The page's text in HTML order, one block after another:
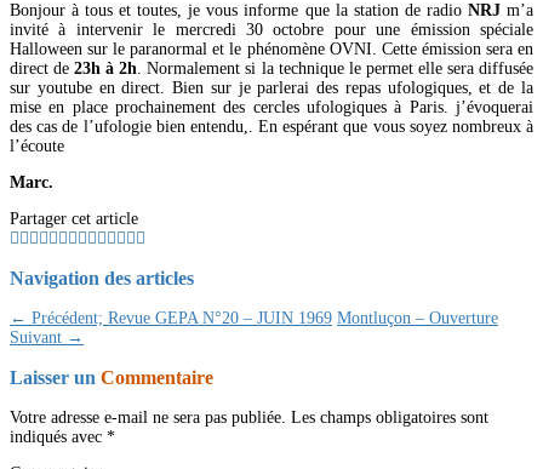
Bonjour à tous et toutes, je vous informe que la station de radio NRJm’a
invité à intervenir le mercredi 30 octobre pour une émission spéciale
Halloween sur le paranormal et le phénomène OVNI. Cette émission sera en
direct de23h à 2h. Normalement si la technique le permet elle sera diffusée
sur youtube en direct. Bien sur je parlerai des repas ufologiques, et de la
mise en place prochainement des cercles ufologiques à Paris. j’évoquerai
des cas de l’ufologie bien entendu,. En espérant que vous soyez nombreux à
l’écoute
Marc.
Partager cet article
Navigation des articles
← Précédent; Revue GEPA N°20 – JUIN 1969 Montluçon – Ouverture
Suivant →
Laisser un Commentaire
Votre adresse e-mail ne sera pas publiée. Les champs obligatoires sont
indiqués avec *